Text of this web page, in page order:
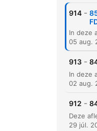
914 -
05 aug.
913 -
02 aug.
912 -
29 júl.